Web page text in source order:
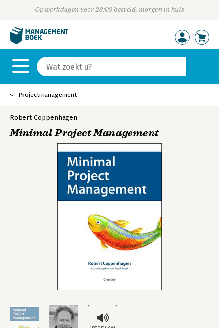
Op werkdagen voor 23:00 besteld, morgen in huis
Projectmanagement
Robert Coppenhagen
Minimal Project Management